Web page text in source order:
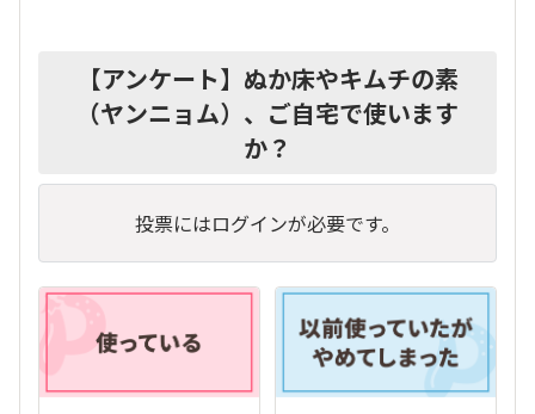
【アンケート】ぬか床やキムチの素
（ヤンニョム）、ご自宅で使います
か？
投票にはログインが必要です。